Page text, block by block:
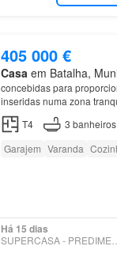
405 000 €
Casaem Batalha,
concebidas para
inseridas numa zona
piso encontra ainda um
T4 3 banheiros
Garajem Varanda
Há 15 dias
SUPERCASA -